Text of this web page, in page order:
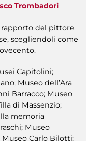
Trombadori
rapporto del pittore
scegliendoli come
Capitolini;
Museo dell’Ara
Barracco; Museo
di Massenzio;
memoria
Museo
Museo Carlo Bilotti;